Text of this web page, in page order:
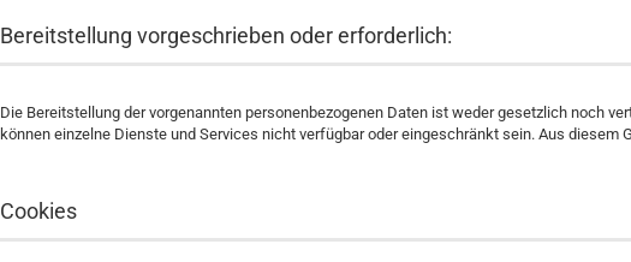
Bereitstellung vorgeschrieben oder erforderlich:
Die Bereitstellung der vorgenannten personenbezogenen Daten ist weder gesetzlich noch
können einzelne Dienste und Services nicht verfügbar oder eingeschränkt sein. Aus diesem
Cookies